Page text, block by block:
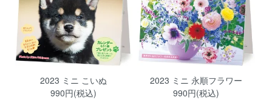
2023 ミニ こいぬ
990円(税込)
2023 ミニ 永順フラワー
990円(税込)